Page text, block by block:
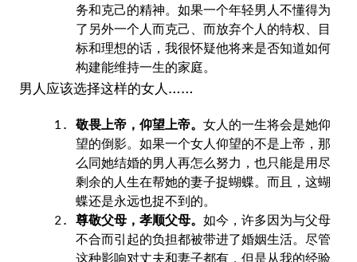
务和克己的精神。如果一个年轻男人不懂得为
了另外一个人而克己、而放弃个人的特权、目
标和理想的话，我很怀疑他将来是否知道如何
构建能维持一生的家庭。
男人应该选择这样的女人……
敬畏上帝，仰望上帝。 女人的一生将会是她仰
望的倒影。如果一个女人仰望的不是上帝，那
么同她结婚的男人再怎么努力，也只能是用尽
剩余的人生在帮她的妻子捉蝴蝶。而且，这蝴
蝶还是永远也捉不到的。
尊敬父母，孝顺父母。 如今，许多因为与父母
不合而引起的负担都被带进了婚姻生活。尽管
这种影响对丈夫和妻子都有，但是从我的经验